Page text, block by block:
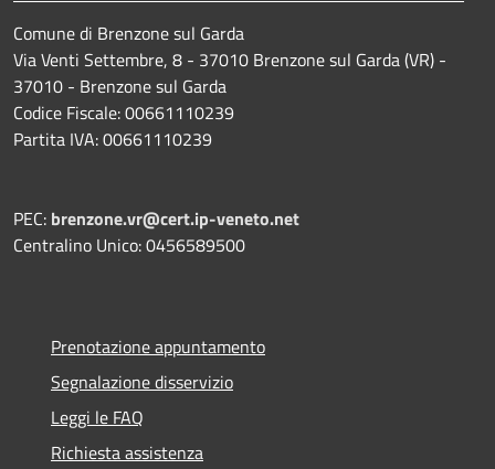
Comune di Brenzone sul Garda
Via Venti Settembre, 8 - 37010 Brenzone sul Garda (VR) -
37010 - Brenzone sul Garda
Codice Fiscale: 00661110239
Partita IVA: 00661110239
PEC: brenzone.vr@cert.ip-veneto.net
Centralino Unico: 0456589500
Prenotazione appuntamento
Segnalazione disservizio
Leggi le FAQ
Richiesta assistenza